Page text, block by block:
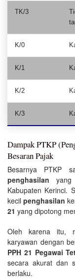
TK/3
K/0
K/1
K/2
K/3
Dampak PTKP
Besaran Pajak
Besarnya PTKP
penghasilan
Kabupaten Kerinci.
kecilpenghasilan
21 yang dipotong
Oleh karena itu,
karyawan dengan
PPH 21 Pegawai
secara akurat dan
berlaku.